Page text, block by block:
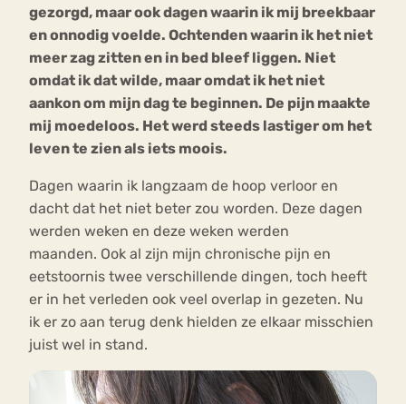
gezorgd, maar ook dagen waarin ik mij breekbaar
en onnodig voelde. Ochtenden waarin ik het niet
meer zag zitten en in bed bleef liggen. Niet
omdat ik dat wilde, maar omdat ik het niet
aankon om mijn dag te beginnen. De pijn maakte
mij moedeloos. Het werd steeds lastiger om het
leven te zien als iets moois.
Dagen waarin ik langzaam de hoop verloor en
dacht dat het niet beter zou worden. Deze dagen
werden weken en deze weken werden
maanden. Ook al zijn mijn chronische pijn en
eetstoornis twee verschillende dingen, toch heeft
er in het verleden ook veel overlap in gezeten. Nu
ik er zo aan terug denk hielden ze elkaar misschien
juist wel in stand.
Eetbuien Piekeren Sport
Trauma
Orthorexia
Afvallen Angst